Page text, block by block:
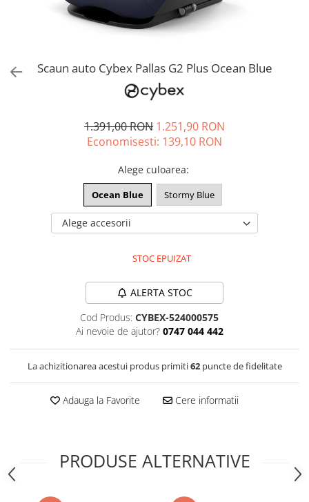
Jucarii educative
Jucarii electronice
Jocuri de societate
Scaun auto Cybex Pallas G2 Plus Ocean Blue
1.391,00 RON 1.251,90 RON
Economisesti: 139,10 RON
Alege culoarea:
Ocean Blue Stormy Blue
Alege accesorii
STOC EPUIZAT
ALERTA STOC
Cod Produs: CYBEX-524000575
Ai nevoie de ajutor? 0747 044 442
La achizitionarea acestui produs primiti62puncte de fidelitate
Adauga la Favorite Cere informatii
PRODUSE ALTERNATIVE